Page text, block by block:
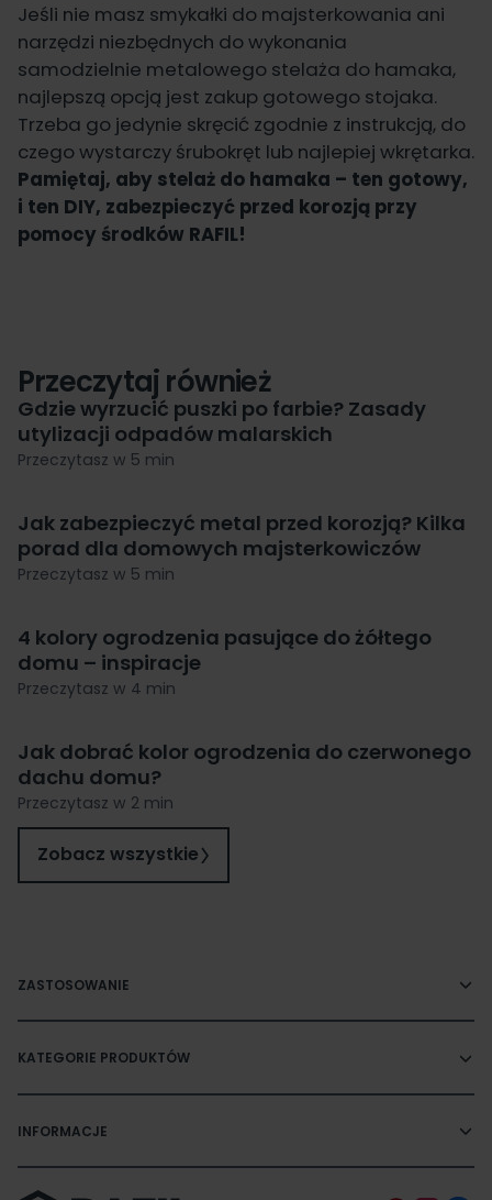
Jeśli nie masz smykałki do majsterkowania ani
narzędzi niezbędnych do wykonania
samodzielnie metalowego stelaża do hamaka,
najlepszą opcją jest zakup gotowego stojaka.
Trzeba go jedynie skręcić zgodnie z instrukcją, do
czego wystarczy śrubokręt lub najlepiej wkrętarka.
Pamiętaj, aby stelaż do hamaka – ten gotowy,
i ten DIY, zabezpieczyć przed korozją przy
pomocy środków RAFIL!
Przeczytaj również
Gdzie wyrzucić puszki po farbie? Zasady
utylizacji odpadów malarskich
Przeczytasz w 5 min
Jak zabezpieczyć metal przed korozją? Kilka
porad dla domowych majsterkowiczów
Przeczytasz w 5 min
4 kolory ogrodzenia pasujące do żółtego
domu – inspiracje
Przeczytasz w 4 min
Jak dobrać kolor ogrodzenia do czerwonego
dachu domu?
Przeczytasz w 2 min
Zobacz wszystkie
ZASTOSOWANIE
KATEGORIE PRODUKTÓW
INFORMACJE